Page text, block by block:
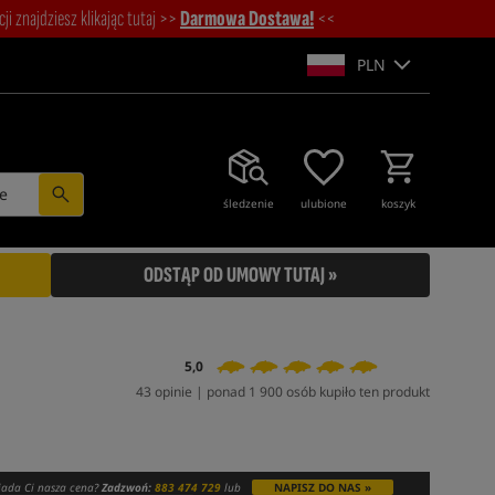
znajdziesz klikając tutaj >>Darmowa Dostawa! <<
PLN
śledzenie ulubione koszyk
ODSTĄP OD UMOWY TUTAJ »
5,0
43 opinie | ponad 1 900 osób kupiło ten produkt
Ci nasza cena?Zadzwoń: 883 474 729lub NAPISZ DO NAS »